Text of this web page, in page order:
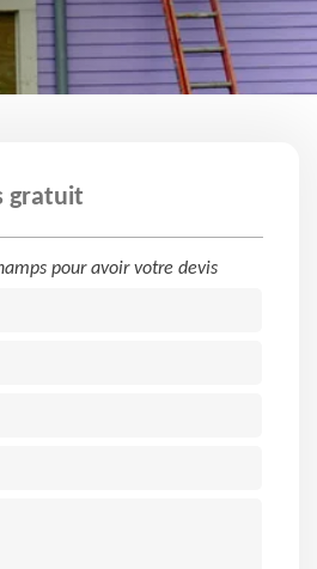
gratuit
pour avoir votre devis